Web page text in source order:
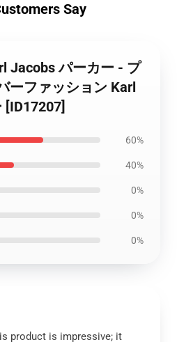
Say
Jacobs パーカー - プ
ーファッション Karl
60%
40%
0%
0%
0%
product is impressive; it